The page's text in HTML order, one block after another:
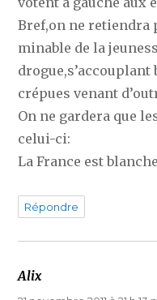
Bref,on ne retiendra
minable de la
drogue,s’accouplant
crépues venant
On ne gardera que
celui-ci:
La France est
Répondre
Alix